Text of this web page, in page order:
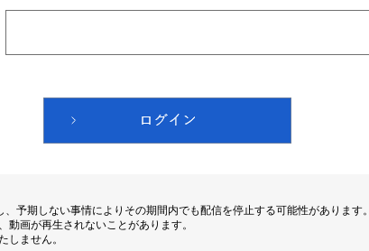
予期しない事情によりその期間内でも配信を停止する可能性があります。
動画が再生されないことがあります。
しません。